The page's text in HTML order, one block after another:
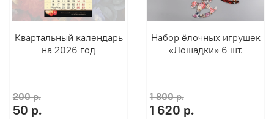
Квартальный календарь
на 2026 год
200 р.
50 р.
Набор ёлочных игрушек
«Лошадки» 6 шт.
1 800 р.
1 620 р.